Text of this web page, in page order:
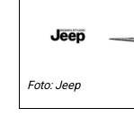
Foto: Jeep